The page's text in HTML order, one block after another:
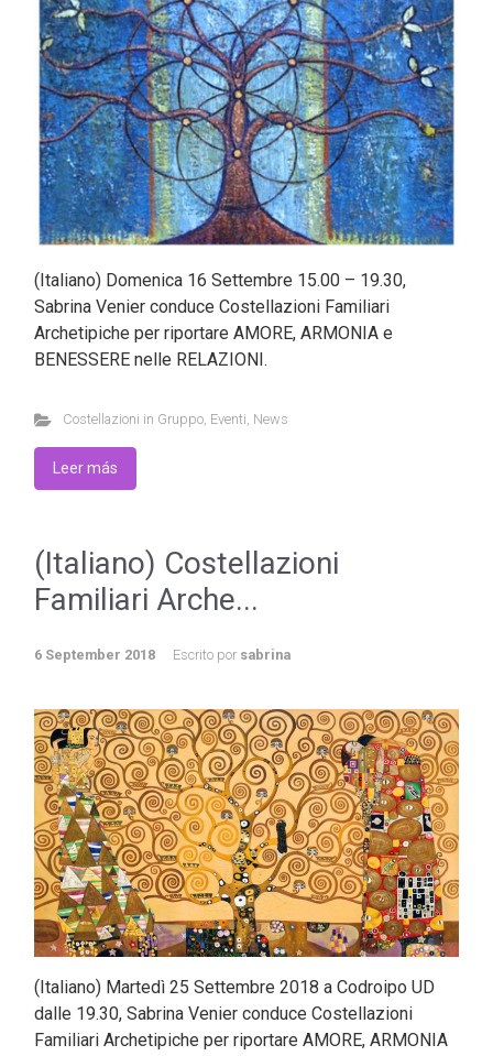
(Italiano) Domenica 16 Settembre 15.00 – 19.30,
Sabrina Venier conduce Costellazioni Familiari
Archetipiche per riportare AMORE, ARMONIA e
BENESSERE nelle RELAZIONI.
Costellazioni in Gruppo, Eventi, News
Leer más
(Italiano) Costellazioni
Familiari Arche...
6 September 2018 Escrito por sabrina
(Italiano) Martedì 25 Settembre 2018 a Codroipo UD
dalle 19.30, Sabrina Venier conduce Costellazioni
Familiari Archetipiche per riportare AMORE, ARMONIA